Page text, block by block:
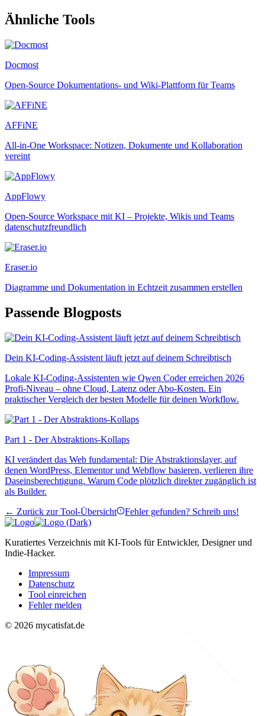
Ähnliche Tools
Docmost
Open-Source Dokumentations- und Wiki-Plattform für Teams
AFFiNE
All-in-One Workspace: Notizen, Dokumente und Kollaboration
vereint
AppFlowy
Open-Source Workspace mit KI – Projekte, Wikis und Teams
datenschutzfreundlich
Eraser.io
Diagramme und Dokumentation in Echtzeit zusammen erstellen
Passende Blogposts
Dein KI-Coding-Assistent läuft jetzt auf deinem Schreibtisch
Lokale KI-Coding-Assistenten wie Qwen Coder erreichen 2026
Profi-Niveau – ohne Cloud, Latenz oder Abo-Kosten. Ein
praktischer Vergleich der besten Modelle für deinen Workflow.
Part 1 - Der Abstraktions-Kollaps
KI verändert das Web fundamental: Die Abstraktionslayer, auf
denen WordPress, Elementor und Webflow basieren, verlieren ihre
Daseinsberechtigung. Warum Code plötzlich direkter zugänglich ist
als Builder.
← Zurück zur Tool-Übersicht
Fehler gefunden? Schreib uns!
Kuratiertes Verzeichnis mit KI-Tools für Entwickler, Designer und
Indie-Hacker.
Impressum
Datenschutz
Tool einreichen
Fehler melden
© 2026 mycatisfat.de